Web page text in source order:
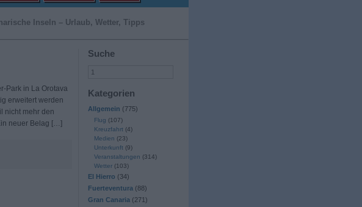
Inseln – Urlaub, Wetter, Tipps
Suche
Kategorien
Allgemein (775)
Flug (107)
Kreuzfahrt (4)
Medien (23)
Unterkunft (9)
Veranstaltungen (314)
Wetter(103)
El Hierro (34)
Fuerteventura (88)
Gran Canaria (271)
Park in La Orotava
erweitert werden
nicht mehr den
neuer Belag […]